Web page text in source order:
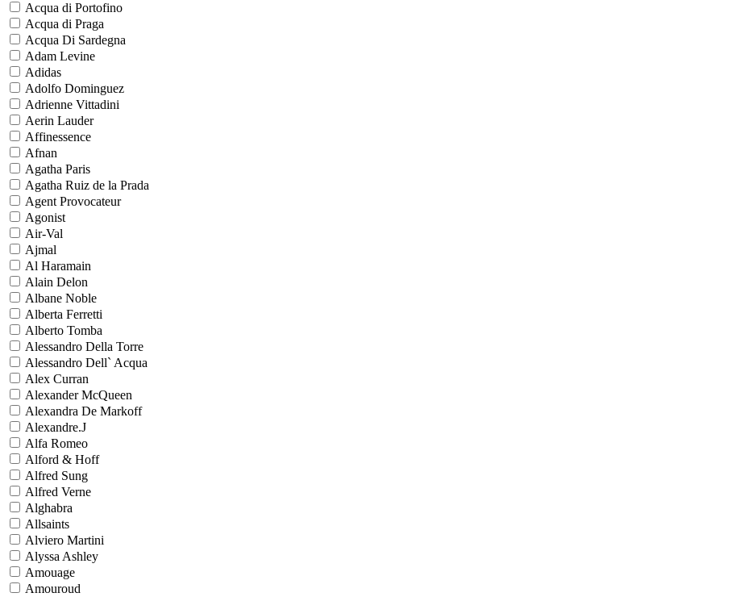
Acqua di Portofino
Acqua di Praga
Acqua Di Sardegna
Adam Levine
Adidas
Adolfo Dominguez
Adrienne Vittadini
Aerin Lauder
Affinessence
Afnan
Agatha Paris
Agatha Ruiz de la Prada
Agent Provocateur
Agonist
Air-Val
Ajmal
Al Haramain
Alain Delon
Albane Noble
Alberta Ferretti
Alberto Tomba
Alessandro Della Torre
Alessandro Dell` Acqua
Alex Curran
Alexander McQueen
Alexandra De Markoff
Alexandre.J
Alfa Romeo
Alford & Hoff
Alfred Sung
Alfred Verne
Alghabra
Allsaints
Alviero Martini
Alyssa Ashley
Amouage
Amouroud